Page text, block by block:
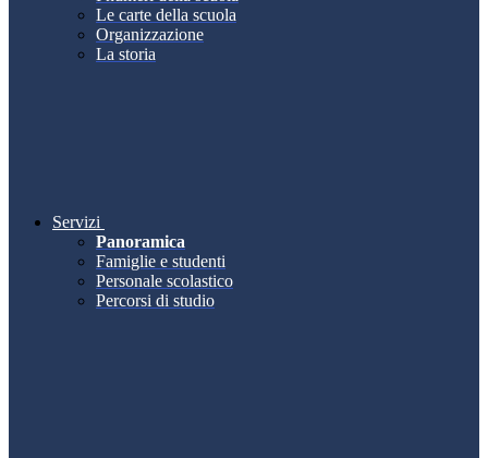
Le carte della scuola
Organizzazione
La storia
Servizi
Panoramica
Famiglie e studenti
Personale scolastico
Percorsi di studio